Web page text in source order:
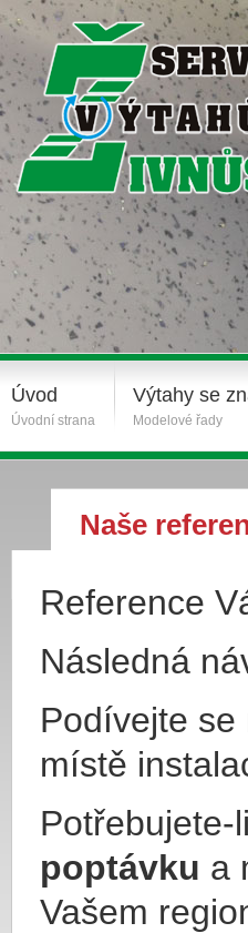
Úvod
Úvodní strana
Výtahy se
Modelové řady
Naše
Reference
Následná
Podívejte se
místě
poptávku a
Vašem